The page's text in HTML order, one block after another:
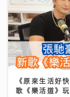
《原來生活好
歌《樂活道》